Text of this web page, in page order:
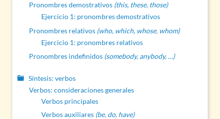
Pronombres demostrativos (this, these, those)
Ejercicio 1: pronombres demostrativos
Pronombres relativos (who, which, whose, whom)
Ejercicio 1: pronombres relativos
Pronombres indefinidos (somebody, anybody, …)
Síntesis: verbos
Verbos: consideraciones generales
Verbos principales
Verbos auxiliares (be, do, have)